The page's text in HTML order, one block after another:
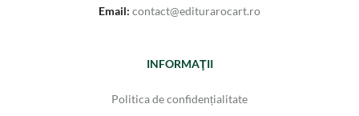
Email: contact@editurarocart.ro
INFORMAŢII
Politica de confidențialitate